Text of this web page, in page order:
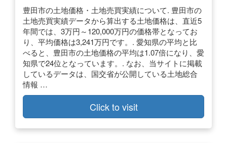
豊田市の土地価格・土地売買実績について. 豊田市の
土地売買実績データから算出する土地価格は、直近5
年間では、3万円～120,000万円の価格帯となってお
り、平均価格は3,241万円です。. 愛知県の平均と比
べると、豊田市の土地価格の平均は1.07倍になり、愛
知県で24位となっています。. なお、当サイトに掲載
しているデータは、国交省が公開している土地総合
情報 …
Click to visit